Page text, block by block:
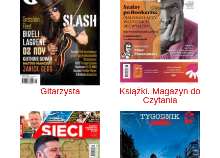
Gitarzysta
Książki. Magazyn do
Czytania